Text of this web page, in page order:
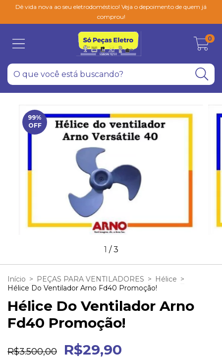
Dê vida nova ao seu eletrodoméstico! Veja o depoimento de quem já
comprou!
0
99%
OFF
1 /3
Início > PEÇAS PARA VENTILADORES > Hélice >
Hélice Do Ventilador Arno Fd40 Promoção!
Hélice Do Ventilador Arno
Fd40 Promoção!
R$3.500,00 R$29,90